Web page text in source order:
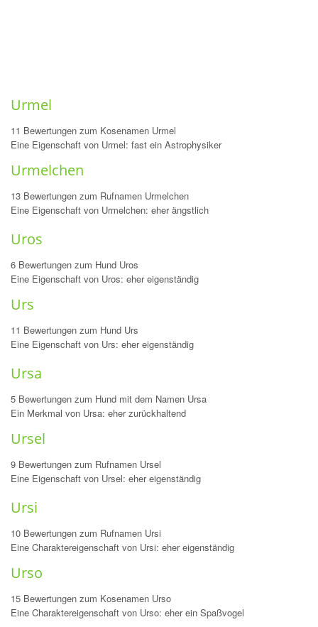
Urmel
11 Bewertungen zum Kosenamen Urmel
Eine Eigenschaft von Urmel: fast ein Astrophysiker
Urmelchen
13 Bewertungen zum Rufnamen Urmelchen
Eine Eigenschaft von Urmelchen: eher ängstlich
Uros
6 Bewertungen zum Hund Uros
Eine Eigenschaft von Uros: eher eigenständig
Urs
11 Bewertungen zum Hund Urs
Eine Eigenschaft von Urs: eher eigenständig
Ursa
5 Bewertungen zum Hund mit dem Namen Ursa
Ein Merkmal von Ursa: eher zurückhaltend
Ursel
9 Bewertungen zum Rufnamen Ursel
Eine Eigenschaft von Ursel: eher eigenständig
Ursi
10 Bewertungen zum Rufnamen Ursi
Eine Charaktereigenschaft von Ursi: eher eigenständig
Urso
15 Bewertungen zum Kosenamen Urso
Eine Charaktereigenschaft von Urso: eher ein Spaßvogel